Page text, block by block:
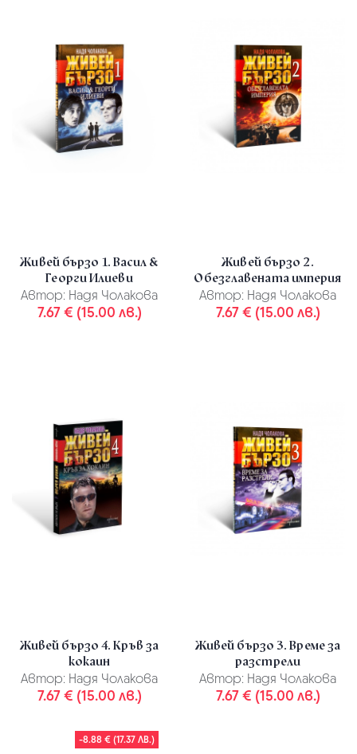
Живей бързо 1. Васил &
Георги Илиеви
Автор: Надя Чолакова
7.67 € (15.00 лв.)
Живей бързо 2.
Обезглавената империя
Автор: Надя Чолакова
7.67 € (15.00 лв.)
Живей бързо 4. Кръв за
кокаин
Автор: Надя Чолакова
7.67 € (15.00 лв.)
Живей бързо 3. Време за
разстрели
Автор: Надя Чолакова
7.67 € (15.00 лв.)
-8.88 € (17.37 ЛВ.)